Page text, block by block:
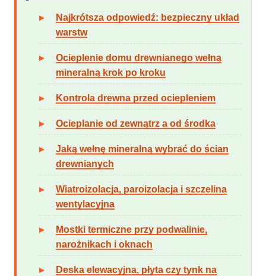
Najkrótsza odpowiedź: bezpieczny układ
warstw
Ocieplenie domu drewnianego wełną
mineralną krok po kroku
Kontrola drewna przed ociepleniem
Ocieplanie od zewnątrz a od środka
Jaką wełnę mineralną wybrać do ścian
drewnianych
Wiatroizolacja, paroizolacja i szczelina
wentylacyjna
Mostki termiczne przy podwalinie,
narożnikach i oknach
Deska elewacyjna, płyta czy tynk na